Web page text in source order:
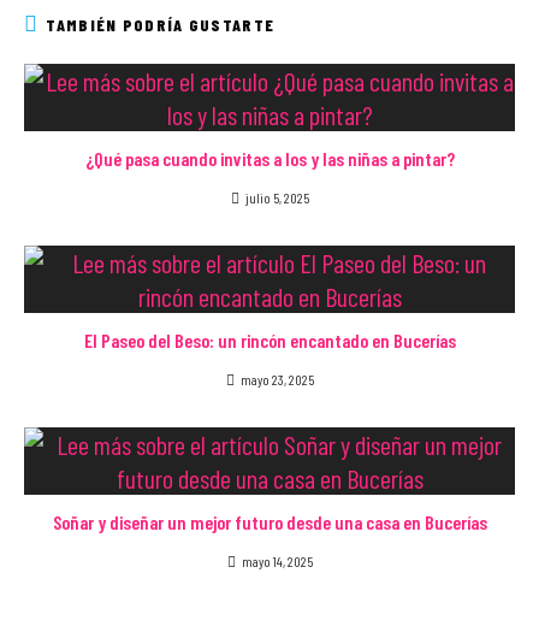
Ap
p
ge
r
m ok
r
TAMBIÉN PODRÍA GUSTARTE
¿Qué pasa cuando invitas a los y las niñas a pintar?
julio 5, 2025
El Paseo del Beso: un rincón encantado en Bucerías
mayo 23, 2025
Soñar y diseñar un mejor futuro desde una casa en Bucerías
mayo 14, 2025